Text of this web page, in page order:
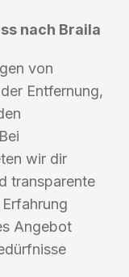
nach Braila
von
Entfernung,
wir dir
transparente
Angebot